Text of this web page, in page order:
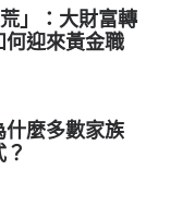
」：大財富轉
迎來黃金職
麼多數家族